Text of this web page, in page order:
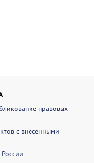
правовых
с внесенными